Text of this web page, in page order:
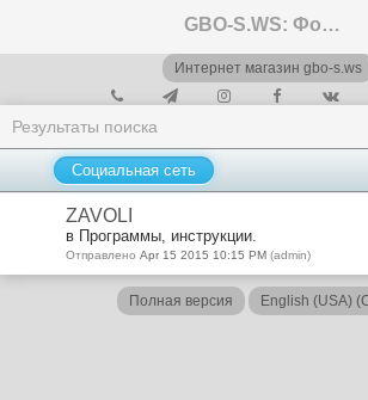
GBO-S.WS: Форум
Интернет магазин gbo-s.ws
Результаты поиска
Социальная сеть
ZAVOLI
в Программы, инструкции.
Отправлено Apr 15 2015 10:15 PM (admin)
Полная версия English (USA)